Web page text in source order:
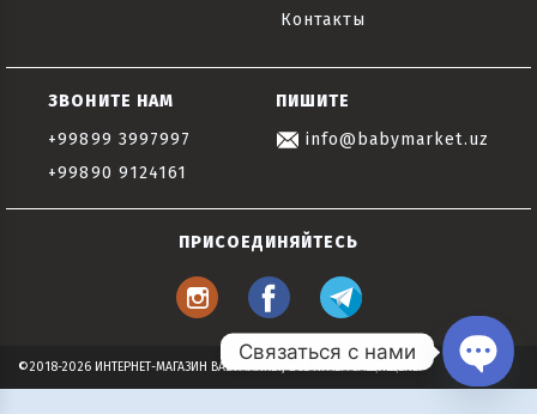
Контакты
ЗВОНИТЕ НАМ
+99899 3997997
+99890 9124161
ПИШИТЕ
info@babymarket.uz
ПРИСОЕДИНЯЙТЕСЬ
©2018-2026 ИНТЕРНЕТ-МАГАЗИН BABYMARKET, ВСЕ ПРАВА ЗАЩИЩЕНЫ
Связаться с нами
Open